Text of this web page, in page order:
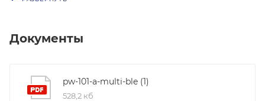
ориентированных на применение интерфейсов:
выбором и TouchMemory.
Документы
pw-101-a-multi-ble (1)
528,2 кб